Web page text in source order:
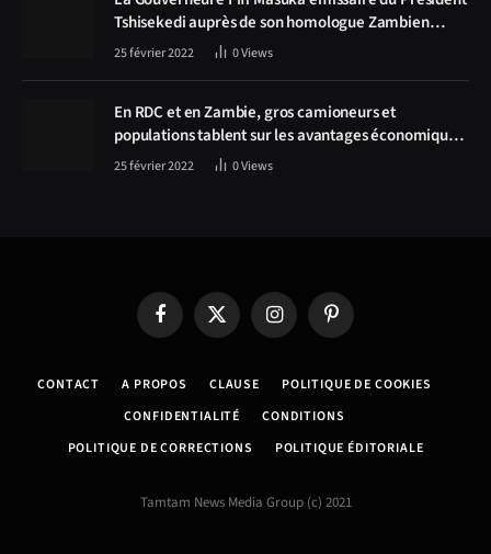
Tshisekedi auprès de son homologue Zambien
Hichilema, la construction de la route Kolwezi -
25 février 2022 0Views
En RDC et en Zambie, gros camioneurs et
populations tablent sur les avantages économiques
de la route Kolwezi-Solwezi
25 février 2022 0Views
FacebookX
(Twitter)
InstagramPinterest
CONTACT A PROPOS CLAUSE
POLITIQUE DE COOKIES
CONFIDENTIALITÉ
CONDITIONS
POLITIQUE DE CORRECTIONS
POLITIQUE ÉDITORIALE
Tamtam News Media Group (c) 2021